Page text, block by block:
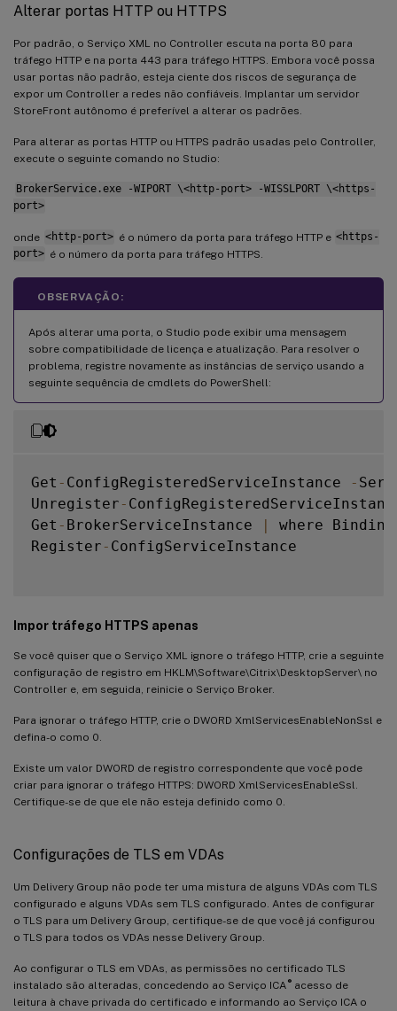
Alterar portas HTTP ou HTTPS
Por padrão, o Serviço XML no Controller escuta na porta 80 para
tráfego HTTP e na porta 443 para tráfego HTTPS. Embora você possa
usar portas não padrão, esteja ciente dos riscos de segurança de
expor um Controller a redes não confiáveis. Implantar um servidor
StoreFront autônomo é preferível a alterar os padrões.
Para alterar as portas HTTP ou HTTPS padrão usadas pelo Controller,
execute o seguinte comando no Studio:
BrokerService.exe -WIPORT \<http-port> -WISSLPORT \<https-
port>
onde <http-port> é o número da porta para tráfego HTTP e <https-
port> é o número da porta para tráfego HTTPS.
OBSERVAÇÃO:
Após alterar uma porta, o Studio pode exibir uma mensagem
sobre compatibilidade de licença e atualização. Para resolver o
problema, registre novamente as instâncias de serviço usando a
seguinte sequência de cmdlets do PowerShell:
Get - ConfigRegisteredServiceInstance -
Unregister -
Get - BrokerServiceInstance |
where
Register - ConfigServiceInstance
Impor tráfego HTTPS apenas
Se você quiser que o Serviço XML ignore o tráfego HTTP, crie a seguinte
configuração de registro em HKLM\Software\Citrix\DesktopServer\ no
Controller e, em seguida, reinicie o Serviço Broker.
Para ignorar o tráfego HTTP, crie o DWORD XmlServicesEnableNonSsl e
defina-o como 0.
Existe um valor DWORD de registro correspondente que você pode
criar para ignorar o tráfego HTTPS: DWORD XmlServicesEnableSsl.
Certifique-se de que ele não esteja definido como 0.
Configurações de TLS em VDAs
Um Delivery Group não pode ter uma mistura de alguns VDAs com TLS
configurado e alguns VDAs sem TLS configurado. Antes de configurar
o TLS para um Delivery Group, certifique-se de que você já configurou
o TLS para todos os VDAs nesse Delivery Group.
Ao configurar o TLS em VDAs, as permissões no certificado TLS
instalado são alteradas, concedendo ao Serviço ICA ®acesso de
leitura à chave privada do certificado e informando ao Serviço ICA o